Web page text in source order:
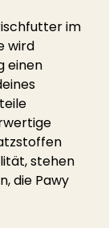
im
wird
einen
stehen
die Pawy